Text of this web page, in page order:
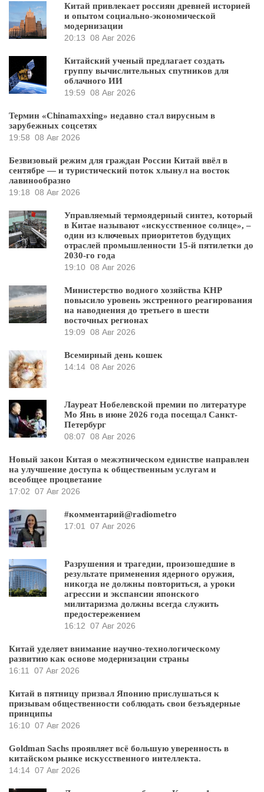
Китай привлекает россиян древней историей
и опытом социально-экономической
модернизации
20:13 08 Авг 2026
Китайский ученый предлагает создать
группу вычислительных спутников для
облачного ИИ
19:59 08 Авг 2026
Термин «Chinamaxxing» недавно стал вирусным в
зарубежных соцсетях
19:58 08 Авг 2026
Безвизовый режим для граждан России Китай ввёл в
сентябре — и туристический поток хлынул на восток
лавинообразно
19:18 08 Авг 2026
Управляемый термоядерный синтез, который
в Китае называют «искусственное солнце», –
один из ключевых приоритетов будущих
отраслей промышленности 15-й пятилетки до
2030-го года
19:10 08 Авг 2026
Министерство водного хозяйства КНР
повысило уровень экстренного реагирования
на наводнения до третьего в шести
восточных регионах
19:09 08 Авг 2026
Всемирный день кошек
14:14 08 Авг 2026
Лауреат Нобелевской премии по литературе
Мо Янь в июне 2026 года посещал Санкт-
Петербург
08:07 08 Авг 2026
Новый закон Китая о межэтническом единстве направлен
на улучшение доступа к общественным услугам и
всеобщее процветание
17:02 07 Авг 2026
#комментарий@radiometro
17:01
07 Авг 2026
Разрушения и трагедии, произошедшие в
результате применения ядерного оружия,
никогда не должны повториться, а уроки
агрессии и экспансии японского
милитаризма должны всегда служить
предостережением
16:12 07 Авг 2026
Китай уделяет внимание научно-технологическому
развитию как основе модернизации страны
16:11
07 Авг 2026
Китай в пятницу призвал Японию прислушаться к
призывам общественности соблюдать свои безъядерные
принципы
16:10 07 Авг 2026
Goldman Sachs проявляет всё большую уверенность в
китайском рынке искусственного интеллекта.
14:14 07 Авг 2026